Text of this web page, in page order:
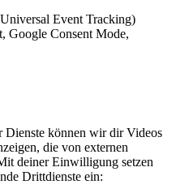
Event Tracking)
Google Consent Mode,
Dienste können wir dir Videos
die von externen
deiner Einwilligung setzen
Drittdienste ein: